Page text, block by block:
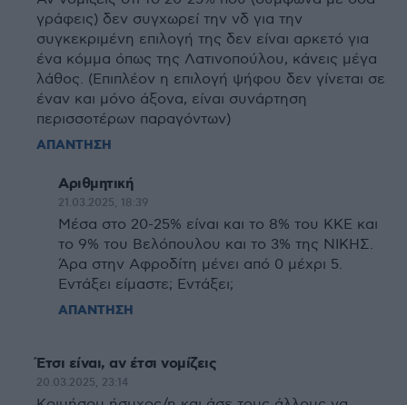
γράφεις) δεν συγχωρεί την νδ για την
συγκεκριμένη επιλογή της δεν είναι αρκετό για
ένα κόμμα όπως της Λατινοπούλου, κάνεις μέγα
λάθος. (Επιπλέον η επιλογή ψήφου δεν γίνεται σε
έναν και μόνο άξονα, είναι συνάρτηση
περισσοτέρων παραγόντων)
ΑΠΑΝΤΗΣΗ
Αριθμητική
21.03.2025, 18:39
Μέσα στο 20-25% είναι και το 8% του ΚΚΕ και
το 9% του Βελόπουλου και το 3% της ΝΙΚΗΣ.
Άρα στην Αφροδίτη μένει από 0 μέχρι 5.
Εντάξει είμαστε; Εντάξει;
ΑΠΑΝΤΗΣΗ
Έτσι είναι, αν έτσι νομίζεις
20.03.2025, 23:14